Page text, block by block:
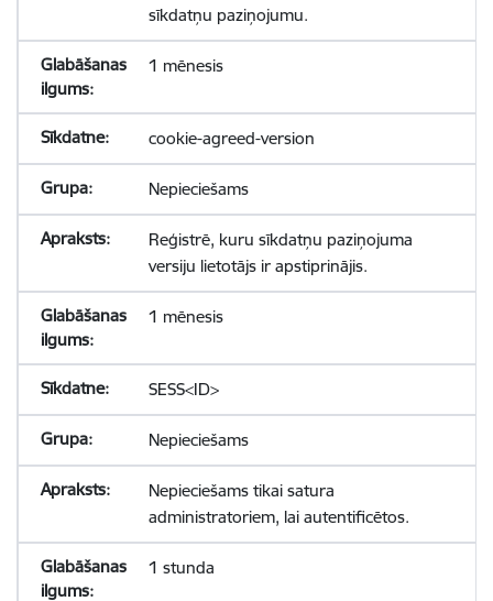
sīkdatņu paziņojumu.
1 mēnesis
cookie-agreed-version
Nepieciešams
Reģistrē, kuru sīkdatņu paziņojuma
versiju lietotājs ir apstiprinājis.
1 mēnesis
SESS<ID>
Nepieciešams
Nepieciešams tikai satura
administratoriem, lai autentificētos.
1 stunda